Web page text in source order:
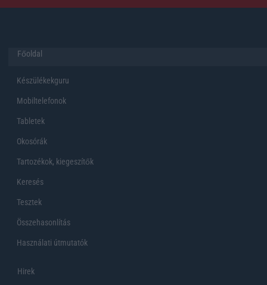
Főoldal
Készülékekguru
Mobiltelefonok
Tabletek
Okosórák
Tartozékok, kiegeszítők
Keresés
Tesztek
Összehasonlítás
Használati útmutatók
Hirek